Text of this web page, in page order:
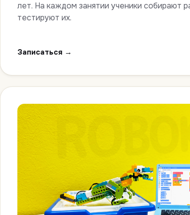
лет. На каждом занятии ученики собирают
тестируют их.
Записаться →